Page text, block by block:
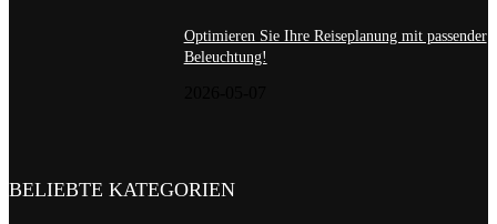
Optimieren Sie Ihre Reiseplanung mit passender
Beleuchtung!
BELIEBTE KATEGORIEN